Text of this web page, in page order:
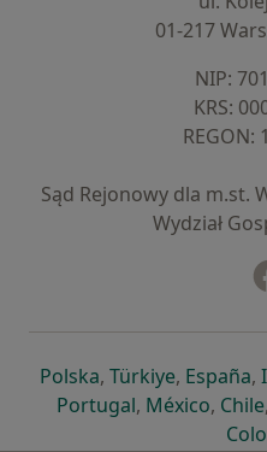
01-217
NIP:
KRS:
REGON:
Sąd Rejonowy dla m.st.
Wydział
Polskaotwiera się w
, Türkiyeotwiera
, España,
Portugalotwiera się w
, México, Chile,